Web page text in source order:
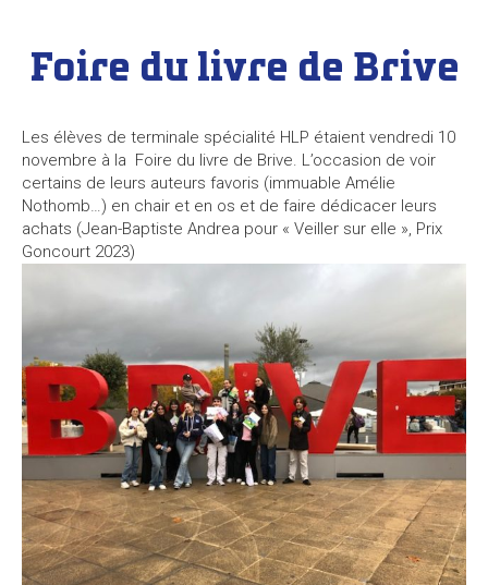
Foire du livre de Brive
Les élèves de terminale spécialité HLP étaient vendredi 10
novembre à la Foire du livre de Brive. L’occasion de voir
certains de leurs auteurs favoris (immuable Amélie
Nothomb…) en chair et en os et de faire dédicacer leurs
achats (Jean-Baptiste Andrea pour « Veiller sur elle », Prix
Goncourt 2023)